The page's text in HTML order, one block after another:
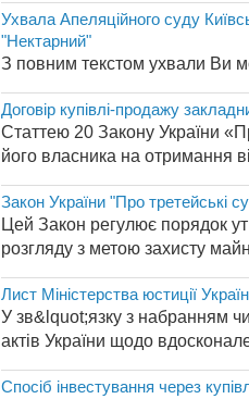
Ухвала Апеляційного суду
"Нектарний"
З повним текстом ухвали Ви
Договір купівлі-продажу
Статтею 20 Закону України
його власника на отримання
Закон України "Про третейські
Цей Закон регулює порядок
розгляду з метою захисту
Лист Міністерства юстиції
У зв&lquot;язку з набранням
актів України щодо
Спосіб інвестування через